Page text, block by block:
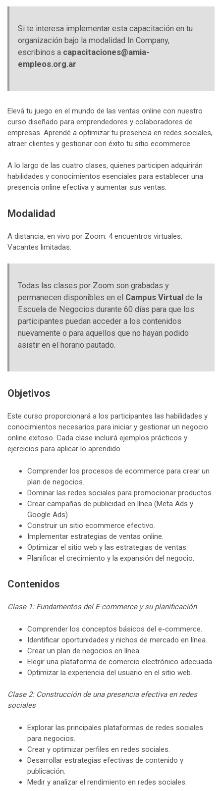
Si te interesa implementar esta capacitación en tu
organización bajo la modalidad In Company,
escribinos a capacitaciones@amia-
empleos.org.ar
Elevá tu juego en el mundo de las ventas online con nuestro
curso diseñado para emprendedores y colaboradores de
empresas. Aprendé a optimizar tu presencia en redes sociales,
atraer clientes y gestionar con éxito tu sitio ecommerce.
A lo largo de las cuatro clases, quienes participen adquirirán
habilidades y conocimientos esenciales para establecer una
presencia online efectiva y aumentar sus ventas.
Modalidad
A distancia, en vivo por Zoom. 4 encuentros virtuales.
Vacantes limitadas.
Todas las clases por Zoom son grabadas y
permanecen disponibles en el Campus Virtualde la
Escuela de Negocios durante 60 días para que los
participantes puedan acceder a los contenidos
nuevamente o para aquellos que no hayan podido
asistir en el horario pautado.
Objetivos
Este curso proporcionará a los participantes las habilidades y
conocimientos necesarios para iniciar y gestionar un negocio
online exitoso. Cada clase incluirá ejemplos prácticos y
ejercicios para aplicar lo aprendido.
Comprender los procesos de ecommerce para crear un
plan de negocios.
Dominar las redes sociales para promocionar productos.
Crear campañas de publicidad en línea (Meta Ads y
Google Ads)
Construir un sitio ecommerce efectivo.
Implementar estrategias de ventas online.
Optimizar el sitio web y las estrategias de ventas.
Planificar el crecimiento y la expansión del negocio.
Contenidos
Clase 1: Fundamentos del E-commerce y su planificación
Comprender los conceptos básicos del e-commerce.
Identificar oportunidades y nichos de mercado en línea.
Crear un plan de negocios en línea.
Elegir una plataforma de comercio electrónico adecuada.
Optimizar la experiencia del usuario en el sitio web.
Clase 2: Construcción de una presencia efectiva en redes
sociales
Explorar las principales plataformas de redes sociales
para negocios.
Crear y optimizar perfiles en redes sociales.
Desarrollar estrategias efectivas de contenido y
publicación.
Medir y analizar el rendimiento en redes sociales.